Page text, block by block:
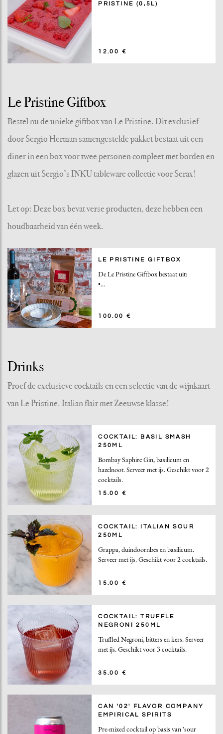
PRISTINE (0,5L)
12.00 €
Le Pristine Giftbox
Bestel nu de unieke giftbox van Le Pristine. Dit exclusief
door Sergio Herman samengestelde pakket bestaat uit een
diner in een box voor twee personen compleet met borden en
glazen uit Sergio’s INKU tableware collectie voor Serax!
Let op: Deze box bevat verse producten, deze hebben een
houdbaarheid van één week.
LE PRISTINE GIFTBOX
De Le Pristine Giftbox bestaat uit:
•...
100.00 €
Drinks
Proef de exclusieve cocktails en een selectie van de wijnkaart
van Le Pristine. Italian flair met Zeeuwse klasse!
COCKTAIL: BASIL SMASH
250ML
Bombay Saphire Gin, basilicum en
hazelnoot. Serveer met ijs. Geschikt voor 2
cocktails.
15.00 €
COCKTAIL: ITALIAN SOUR
250ML
Grappa, duindoornbes en basilicum.
Serveer met ijs. Geschikt voor 2 cocktails.
15.00 €
COCKTAIL: TRUFFLE
NEGRONI 250ML
Truffled Negroni, bitters en kers. Serveer
met ijs. Geschikt voor 3 cocktails.
35.00 €
CAN '02' FLAVOR COMPANY
EMPIRICAL SPIRITS
Pre-mixed cocktail op basis van 'sour